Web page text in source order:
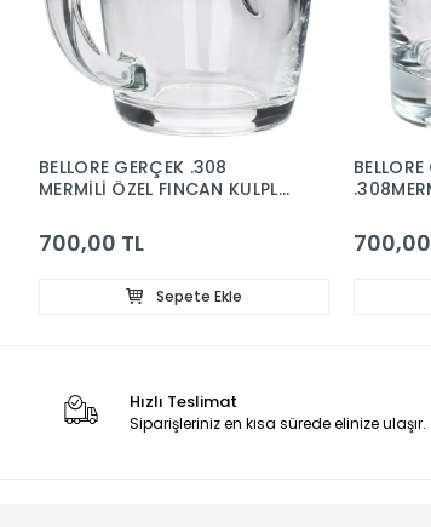
BELLORE GERÇEK .308
MERMİLİ ÖZEL FINCAN KULPLU
340CC
700,00 TL
Sepete Ekle
300CC
Hızlı Teslimat
Siparişleriniz en kısa sürede elinize ulaşır.